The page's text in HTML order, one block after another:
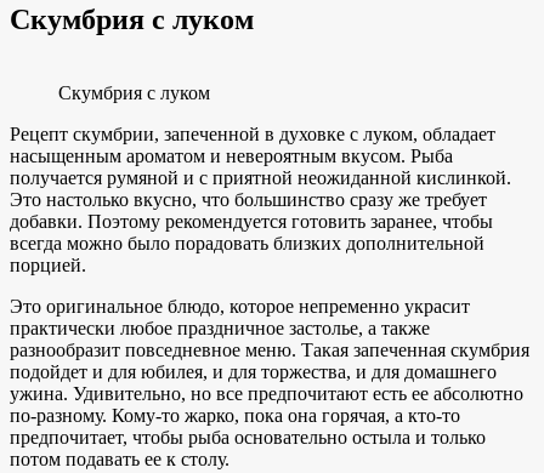
Скумбрия с луком
Скумбрия с луком
Рецепт скумбрии, запеченной в духовке с луком, обладает
насыщенным ароматом и невероятным вкусом. Рыба
получается румяной и с приятной неожиданной кислинкой.
Это настолько вкусно, что большинство сразу же требует
добавки. Поэтому рекомендуется готовить заранее, чтобы
всегда можно было порадовать близких дополнительной
порцией.
Это оригинальное блюдо, которое непременно украсит
практически любое праздничное застолье, а также
разнообразит повседневное меню. Такая запеченная скумбрия
подойдет и для юбилея, и для торжества, и для домашнего
ужина. Удивительно, но все предпочитают есть ее абсолютно
по-разному. Кому-то жарко, пока она горячая, а кто-то
предпочитает, чтобы рыба основательно остыла и только
потом подавать ее к столу.